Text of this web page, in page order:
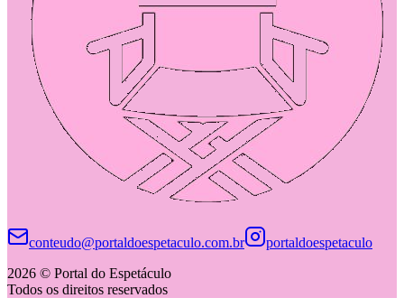
conteudo@portaldoespetaculo.com.br
portaldoespetaculo
2026 © Portal do Espetáculo
Todos os direitos reservados